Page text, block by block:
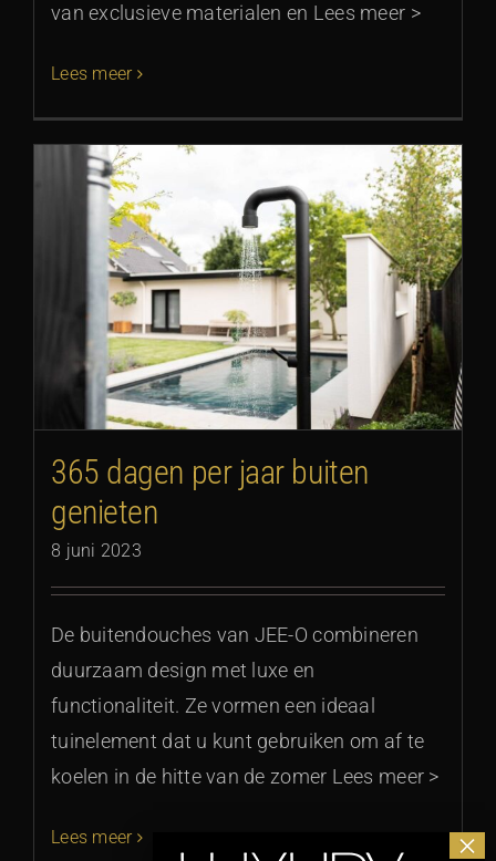
van exclusieve materialen en Lees meer >
Lees meer
365 dagen per jaar buiten
genieten
8 juni 2023
De buitendouches van JEE-O combineren
duurzaam design met luxe en
functionaliteit. Ze vormen een ideaal
tuinelement dat u kunt gebruiken om af te
koelen in de hitte van de zomer Lees meer >
Lees meer